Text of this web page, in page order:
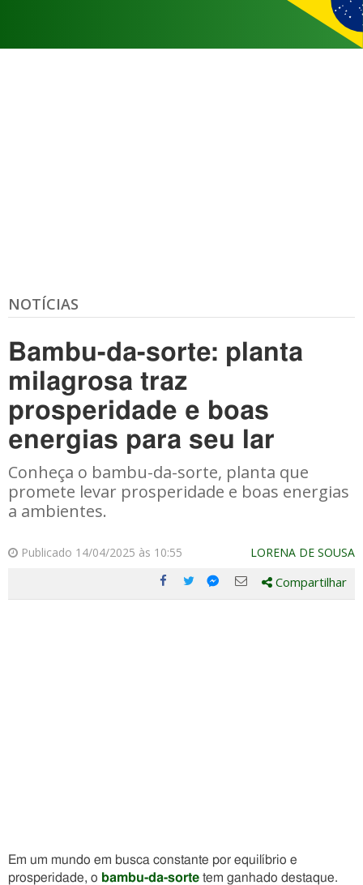
NOTÍCIAS
Bambu-da-sorte: planta
milagrosa traz
prosperidade e boas
energias para seu lar
Conheça o bambu-da-sorte, planta que
promete levar prosperidade e boas energias
a ambientes.
Publicado 14/04/2025 às 10:55 LORENA DE SOUSA
Compartilhe
Compartilhe
Compartilhe
Compartilhe
Compartilhar
Em um mundo em busca constante por equilíbrio e
prosperidade, o bambu-da-sorte tem ganhado destaque.